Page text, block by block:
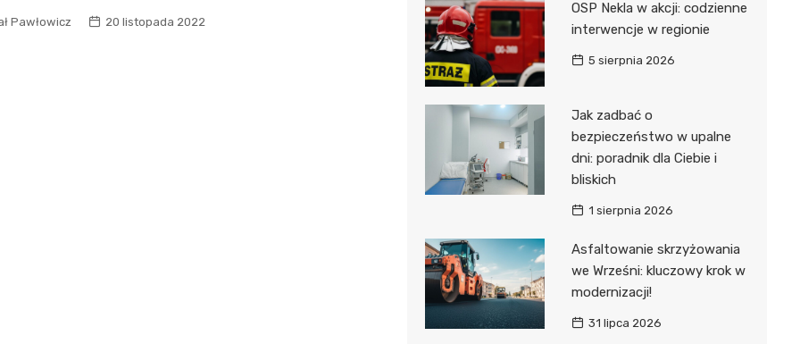
Dzieci Wrzesińskich
Park Miejski im. Dzieci
Wrzesińskich
Amfiteatr im. Anny Jantar
Jump World Września
Wrzesińska Strefa
Aktywności
Pałac w Miłosławiu
Izba Pamięci Reymonta
Pawłowicz 20 listopada 2022
OSP Nekla w akcji: codzienne
interwencje w regionie
5 sierpnia 2026
Jak zadbać o
bezpieczeństwo w upalne
dni: poradnik dla Ciebie i
bliskich
1 sierpnia 2026
Asfaltowanie skrzyżowania
we Wrześni: kluczowy krok w
modernizacji!
31 lipca 2026